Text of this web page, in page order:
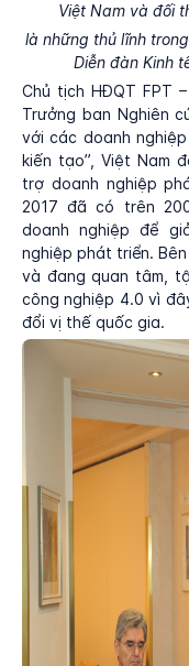
Việt Nam và đối
là những thủ lĩnh
Diễn đàn Kinh
Chủ tịch HĐQT FPT
Trưởng ban Nghiên
với các doanh
kiến tạo”, Việt Nam
trợ doanh nghiệp
2017 đã có trên
doanh nghiệp để
nghiệp phát triển.
và đang quan tâm,
công nghiệp 4.0 vì
đổi vị thế quốc gia.